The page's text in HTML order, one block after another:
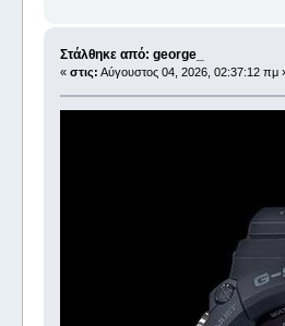
Στάλθηκε από: george_
« στις: Αύγουστος 04, 2026, 02:37:12 πμ